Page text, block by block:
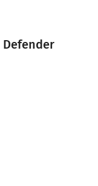
Defender